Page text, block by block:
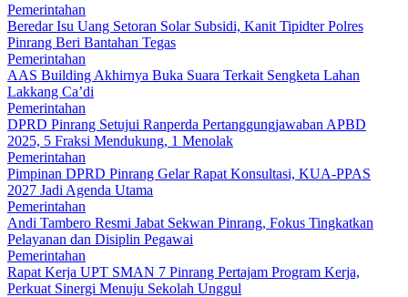
Pemerintahan
Beredar Isu Uang Setoran Solar Subsidi, Kanit Tipidter Polres
Pinrang Beri Bantahan Tegas
Pemerintahan
AAS Building Akhirnya Buka Suara Terkait Sengketa Lahan
Lakkang Ca’di
Pemerintahan
DPRD Pinrang Setujui Ranperda Pertanggungjawaban APBD
2025, 5 Fraksi Mendukung, 1 Menolak
Pemerintahan
Pimpinan DPRD Pinrang Gelar Rapat Konsultasi, KUA-PPAS
2027 Jadi Agenda Utama
Pemerintahan
Andi Tambero Resmi Jabat Sekwan Pinrang, Fokus Tingkatkan
Pelayanan dan Disiplin Pegawai
Pemerintahan
Rapat Kerja UPT SMAN 7 Pinrang Pertajam Program Kerja,
Perkuat Sinergi Menuju Sekolah Unggul